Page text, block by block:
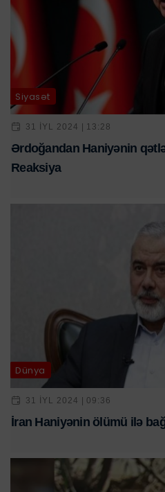
Siyasət
31 IYL 2024 | 13:28
Ərdoğandan Haniyənin
Reaksiya
Dünya
31 IYL 2024 | 09:36
İran Haniyənin ölümü ilə